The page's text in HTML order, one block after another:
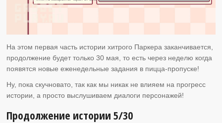
На этом первая часть истории хитрого Паркера заканчивается,
продолжение будет только 30 мая, то есть через неделю когда
появятся новые еженедельные задания в пицца-пропуске!
Ну, пока скучновато, так как мы никак не влияем на прогресс
истории, а просто выслушиваем диалоги персонажей!
Продолжение истории 5/30